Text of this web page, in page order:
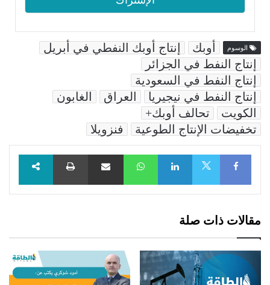
الوسوم أوبك
إنتاج أوبك النفطي في أبريل
إنتاج النفط في الجزائر
إنتاج النفط في السعودية
إنتاج النفط في نيجيريا
العراق
الغابون
الكويت
تحالف أوبك+
تخفيضات الإنتاج الطوعية
فنزويلا
Facebook
LinkedIn
WhatsAppمشاركة عبر البريد طباعة
مقالات ذات صلة